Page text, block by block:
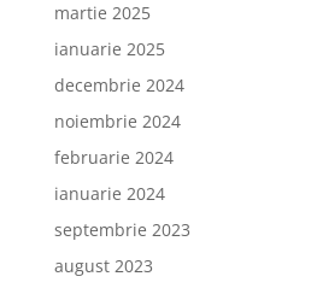
martie 2025
ianuarie 2025
decembrie 2024
noiembrie 2024
februarie 2024
ianuarie 2024
septembrie 2023
august 2023